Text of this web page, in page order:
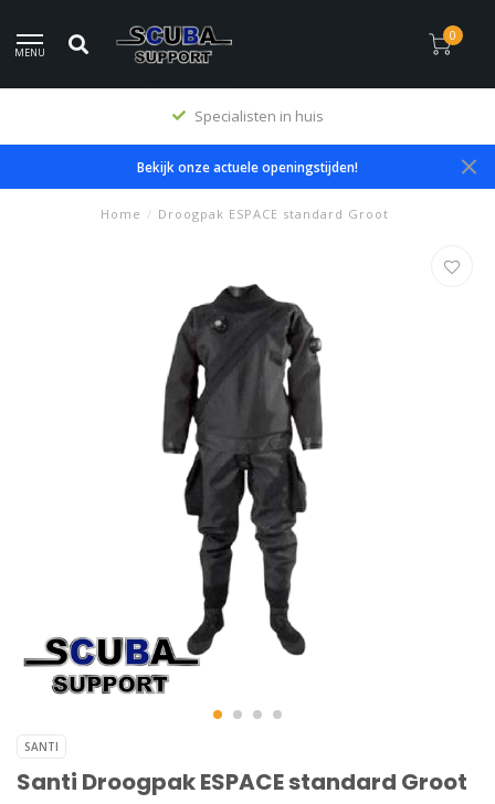
MENU
0
Specialisten in huis
Bekijk onze actuele openingstijden!
Home / Droogpak ESPACE standard Groot
SANTI
Santi Droogpak ESPACE standard Groot